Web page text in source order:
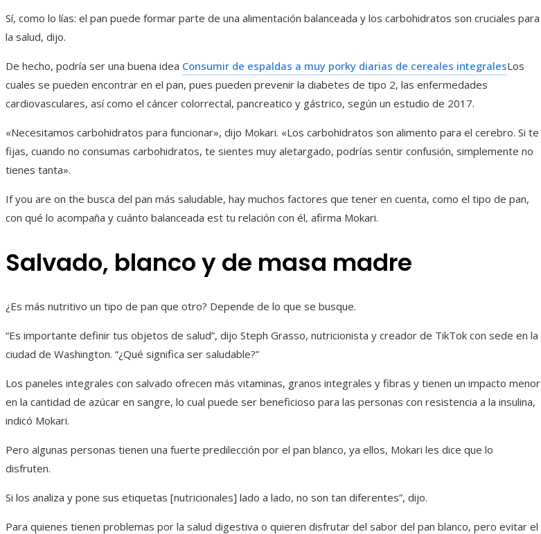
Sí, como lo lías: el pan puede formar parte de una alimentación balanceada y los carbohidratos son cruciales para
la salud, dijo.
De hecho, podría ser una buena idea Consumir de espaldas a muy porky diarias de cereales integralesLos
cuales se pueden encontrar en el pan, pues pueden prevenir la diabetes de tipo 2, las enfermedades
cardiovasculares, así como el cáncer colorrectal, pancreatico y gástrico, según un estudio de 2017.
«Necesitamos carbohidratos para funcionar», dijo Mokari. «Los carbohidratos son alimento para el cerebro. Si te
fijas, cuando no consumas carbohidratos, te sientes muy aletargado, podrías sentir confusión, simplemente no
tienes tanta».
If you are on the busca del pan más saludable, hay muchos factores que tener en cuenta, como el tipo de pan,
con qué lo acompaña y cuánto balanceada est tu relación con él, afirma Mokari.
Salvado, blanco y de masa madre
¿Es más nutritivo un tipo de pan que otro? Depende de lo que se busque.
“Es importante definir tus objetos de salud”, dijo Steph Grasso, nutricionista y creador de TikTok con sede en la
ciudad de Washington. “¿Qué significa ser saludable?”
Los paneles integrales con salvado ofrecen más vitaminas, granos integrales y fibras y tienen un impacto menor
en la cantidad de azúcar en sangre, lo cual puede ser beneficioso para las personas con resistencia a la insulina,
indicó Mokari.
Pero algunas personas tienen una fuerte predilección por el pan blanco, ya ellos, Mokari les dice que lo
disfruten.
Si los analiza y pone sus etiquetas [nutricionales] lado a lado, no son tan diferentes”, dijo.
Para quienes tienen problemas por la salud digestiva o quieren disfrutar del sabor del pan blanco, pero evitar el